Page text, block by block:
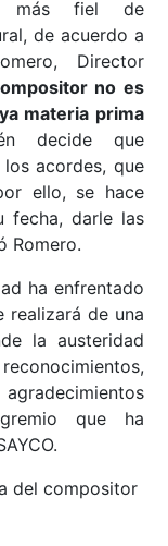
más fiel de
de acuerdo a
Director
no es
materia prima
decide que
acordes, que
ello, se hace
fecha, darle las
Romero.
ha enfrentado
realizará de una
la austeridad
que ha
del compositor